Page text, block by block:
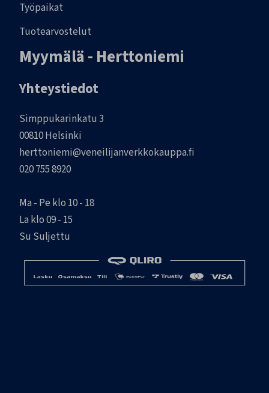
Työpaikat
Tuotearvostelut
Myymälä - Herttoniemi
Yhteystiedot
Simppukarinkatu 3
00810 Helsinki
herttoniemi@veneilijanverkkokauppa.fi
020 755 8920
Ma - Pe klo 10 - 18
La klo 09 - 15
Su Suljettu